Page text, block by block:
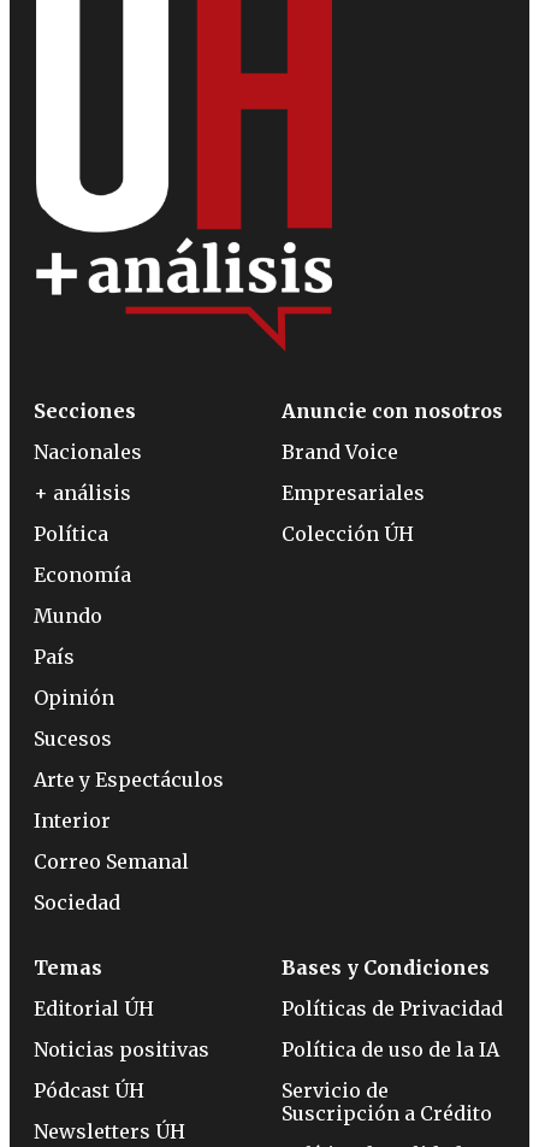
Secciones
Nacionales
+ análisis
Política
Economía
Mundo
País
Opinión
Sucesos
Arte y Espectáculos
Interior
Correo Semanal
Sociedad
Anuncie con nosotros
Brand Voice
Empresariales
Colección ÚH
Temas
Editorial ÚH
Noticias positivas
Pódcast ÚH
Newsletters ÚH
Bases y Condiciones
Políticas de Privacidad
Política de uso de la IA
Servicio de
Suscripción a Crédito